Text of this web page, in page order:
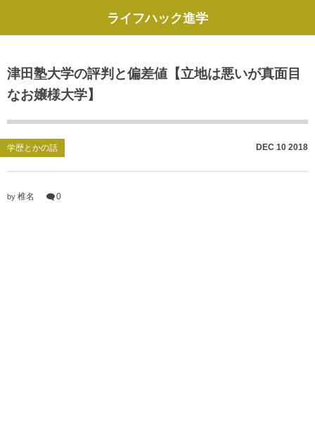
ライフハック進学
津田塾大学の評判と偏差値【立地は悪いが真面目
なお嬢様大学】
学歴とかの話 DEC 10 2018
by 椎名 0